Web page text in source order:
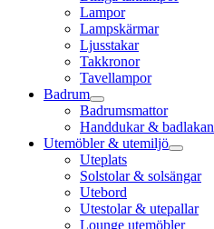
Lampor
Lampskärmar
Ljusstakar
Takkronor
Tavellampor
Badrum
Badrumsmattor
Handdukar & badlakan
Utemöbler & utemiljö
Uteplats
Solstolar & solsängar
Utebord
Utestolar & utepallar
Lounge utemöbler